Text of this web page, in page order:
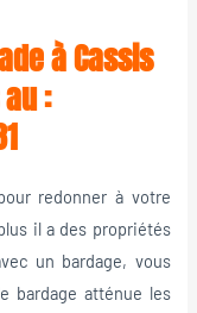
à Cassis
:
redonner à votre
il a des propriétés
un bardage, vous
bardage atténue les